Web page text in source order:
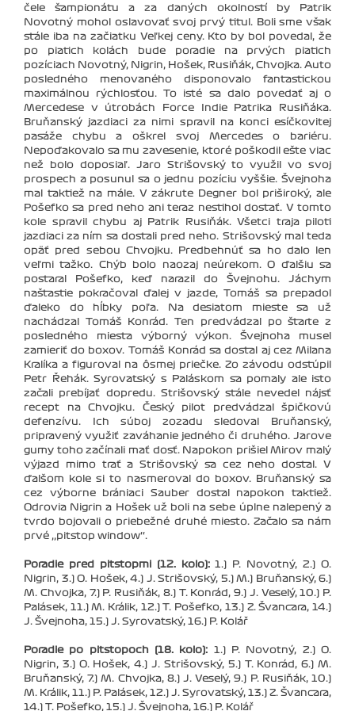
čele šampionátu a za daných okolností by Patrik
Novotný mohol oslavovať svoj prvý titul. Boli sme však
stále iba na začiatku Veľkej ceny. Kto by bol povedal, že
po piatich kolách bude poradie na prvých piatich
pozíciach Novotný, Nigrin, Hošek, Rusiňák, Chvojka. Auto
posledného menovaného disponovalo fantastickou
maximálnou rýchlosťou. To isté sa dalo povedať aj o
Mercedese v útrobách Force Indie Patrika Rusiňáka.
Bruňanský jazdiaci za nimi spravil na konci esíčkovitej
pasáže chybu a oškrel svoj Mercedes o bariéru.
Nepoďakovalo sa mu zavesenie, ktoré poškodil ešte viac
než bolo doposiaľ. Jaro Strišovský to využil vo svoj
prospech a posunul sa o jednu pozíciu vyššie. Švejnoha
mal taktiež na mále. V zákrute Degner bol priširoký, ale
Pošefko sa pred neho ani teraz nestihol dostať. V tomto
kole spravil chybu aj Patrik Rusiňák. Všetci traja piloti
jazdiaci za ním sa dostali pred neho. Strišovský mal teda
opäť pred sebou Chvojku. Predbehnúť sa ho dalo len
veľmi ťažko. Chýb bolo naozaj neúrekom. O ďalšiu sa
postaral Pošefko, keď narazil do Švejnohu. Jáchym
našťastie pokračoval ďalej v jazde, Tomáš sa prepadol
ďaleko do hĺbky poľa. Na desiatom mieste sa už
nachádzal Tomáš Konrád. Ten predvádzal po štarte z
posledného miesta výborný výkon. Švejnoha musel
zamieriť do boxov. Tomáš Konrád sa dostal aj cez Milana
Kralíka a figuroval na ôsmej priečke. Zo závodu odstúpil
Petr Řehák. Syrovatský s Paláskom sa pomaly ale isto
začali prebíjať dopredu. Strišovský stále nevedel nájsť
recept na Chvojku. Český pilot predvádzal špičkovú
defenzívu. Ich súboj zozadu sledoval Bruňanský,
pripravený využiť zaváhanie jedného či druhého. Jarove
gumy toho začínali mať dosť. Napokon prišiel Mirov malý
výjazd mimo trať a Strišovský sa cez neho dostal. V
ďalšom kole si to nasmeroval do boxov. Bruňanský sa
cez výborne brániaci Sauber dostal napokon taktiež.
Odrovia Nigrin a Hošek už boli na sebe úplne nalepený a
tvrdo bojovali o priebežné druhé miesto. Začalo sa nám
prvé ‚‚pitstop window‘‘.
Poradie pred pitstopmi (12. kolo):1.) P. Novotný, 2.) O.
Nigrin, 3.) O. Hošek, 4.) J. Strišovský, 5.) M.) Bruňanský, 6.)
M. Chvojka, 7.) P. Rusiňák, 8.) T. Konrád, 9.) J. Veselý, 10.) P.
Palásek, 11.) M. Králik, 12.) T. Pošefko, 13.) Z. Švancara, 14.)
J. Švejnoha, 15.) J. Syrovatský, 16.) P. Kolář
Poradie po pitstopoch (18. kolo): 1.) P. Novotný, 2.) O.
Nigrin, 3.) O. Hošek, 4.) J. Strišovský, 5.) T. Konrád, 6.) M.
Bruňanský, 7.) M. Chvojka, 8.) J. Veselý, 9.) P. Rusiňák, 10.)
M. Králik, 11.) P. Palásek, 12.) J. Syrovatský, 13.) Z. Švancara,
14.) T. Pošefko, 15.) J. Švejnoha, 16.) P. Kolář